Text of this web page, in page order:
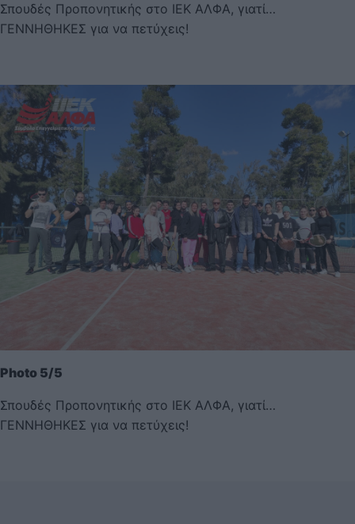
Σπουδές Προπονητικής στο ΙΕΚ ΑΛΦΑ, γιατί…
ΓΕΝΝΗΘΗΚΕΣ για να πετύχεις!
Photo 5/5
Σπουδές Προπονητικής στο ΙΕΚ ΑΛΦΑ, γιατί…
ΓΕΝΝΗΘΗΚΕΣ για να πετύχεις!